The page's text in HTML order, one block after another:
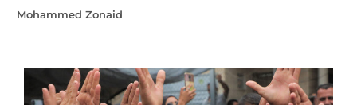
Mohammed Zonaid